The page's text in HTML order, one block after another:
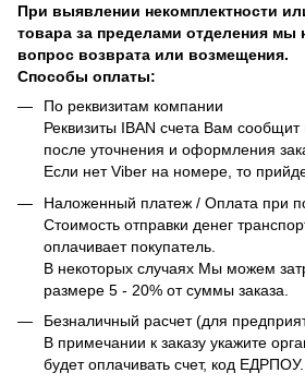
При выявлении некомплектности
товара за пределами отделения мы
вопрос возврата или возмещения.
Способы оплаты:
По реквизитам компании
Реквизиты IBAN счета Вам
после уточнения и оформления
Если нет Viber на номере, то
Наложенный платеж / Оплата при
Стоимость отправки денег
оплачивает покупатель.
В некоторых случаях Мы можем
размере 5 - 20% от суммы заказа.
Безналичный расчет (для
В примечании к заказу укажите
будет оплачивать счет, код ЕДРПОУ.